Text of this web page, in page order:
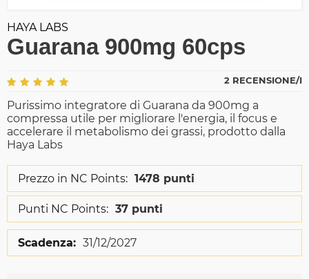
HAYA LABS
Guarana 900mg 60cps
2 RECENSIONE/I
Purissimo integratore di Guarana da 900mg a
compressa utile per migliorare l'energia, il focus e
accelerare il metabolismo dei grassi, prodotto dalla
Haya Labs
Prezzo in NC Points: 1478 punti
Punti NC Points: 37 punti
Scadenza: 31/12/2027